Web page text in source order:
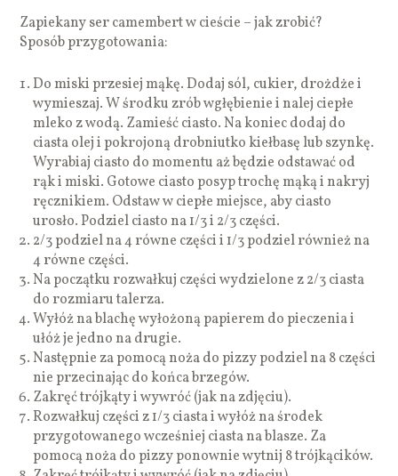
Zapiekany ser camembert w cieście – jak zrobić?
Sposób przygotowania:
Do miski przesiej mąkę. Dodaj sól, cukier, drożdże i
wymieszaj. W środku zrób wgłębienie i nalej ciepłe
mleko z wodą. Zamieść ciasto. Na koniec dodaj do
ciasta olej i pokrojoną drobniutko kiełbasę lub szynkę.
Wyrabiaj ciasto do momentu aż będzie odstawać od
rąk i miski. Gotowe ciasto posyp trochę mąką i nakryj
ręcznikiem. Odstaw w ciepłe miejsce, aby ciasto
urosło. Podziel ciasto na 1/3 i 2/3 części.
2/3 podziel na 4 równe części i 1/3 podziel również na
4 równe części.
Na początku rozwałkuj części wydzielone z 2/3 ciasta
do rozmiaru talerza.
Wyłóż na blachę wyłożoną papierem do pieczenia i
ułóż je jedno na drugie.
Następnie za pomocą noża do pizzy podziel na 8 części
nie przecinając do końca brzegów.
Zakręć trójkąty i wywróć (jak na zdjęciu).
Rozwałkuj części z 1/3 ciasta i wyłóż na środek
przygotowanego wcześniej ciasta na blasze. Za
pomocą noża do pizzy ponownie wytnij 8 trójkącików.